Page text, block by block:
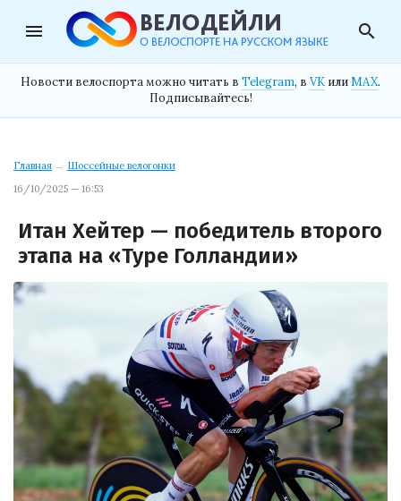
menu search
Новости велоспорта можно читать в Telegram, в VK илиMAX.
Подписывайтесь!
Главная → Шоссейные велогонки
16/10/2025 — 16:53
Итан Хейтер — победитель второго
этапа на «Туре Голландии»